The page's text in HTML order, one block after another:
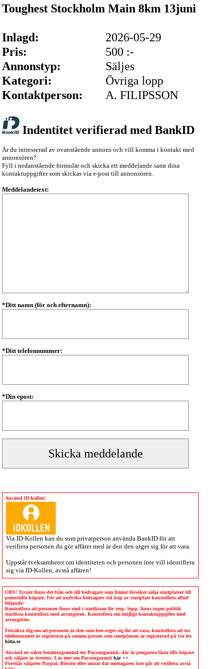
Toughest Stockholm Main 8km 13juni
Inlagd:
2026-05-29
Pris:
500 :-
Annonstyp:
Säljes
Kategori:
Övriga lopp
Kontaktperson:
A. FILIPSSON
Indentitet verifierad med BankID
Är du intresserad av ovanstående annons och vill komma i kontakt med
annonsören?
Fyll i nedanstående formulär och skicka ett meddelande samt dina
kontaktuppgifter som skickas via e-post till annonsören.
Meddelandetext:
*Ditt namn (för och efternamn):
*Ditt telefonnummer:
*Din epost:
Använd ID-kollen!
Via ID-Kollen kan du som privatperson använda BankID för att
verifiera personen du gör affärer med är den den utger sig för att vara.
Uppstår tveksamheter om identiteten och personen inte vill identifiera
sig via ID-Kollen , avstå affären!
OBS! Tyvärr finns det från och till bedragare som främst försöker sälja startplatser till
potentiella köpare. För att undvika bedragare vid köp av startplats kontrollera alltid
följande:
Kontrollera att personen finns med i startlistan för resp. lopp, finns ingen publik
startlista kontrollera med arrangören. Kontrollera om möjligt kontaktuppgifter med
arrangören.
Försäkra dig om att personen är den som hen utger sig för att vara, kontrollera att tex
telefonnumret är registrerat på samma person som startplatsen är registrerad på via tex
hitta.se
Använd en säker betalningsmetod tex Paysongaranti, där är pengarna låsta tills köpare
och säljare är överens. Läs mer om Paysongaranti här >>
Föreslår säljaren Paypal, Bitcoin eller annat där mottagaren inte går att verifiera avstå